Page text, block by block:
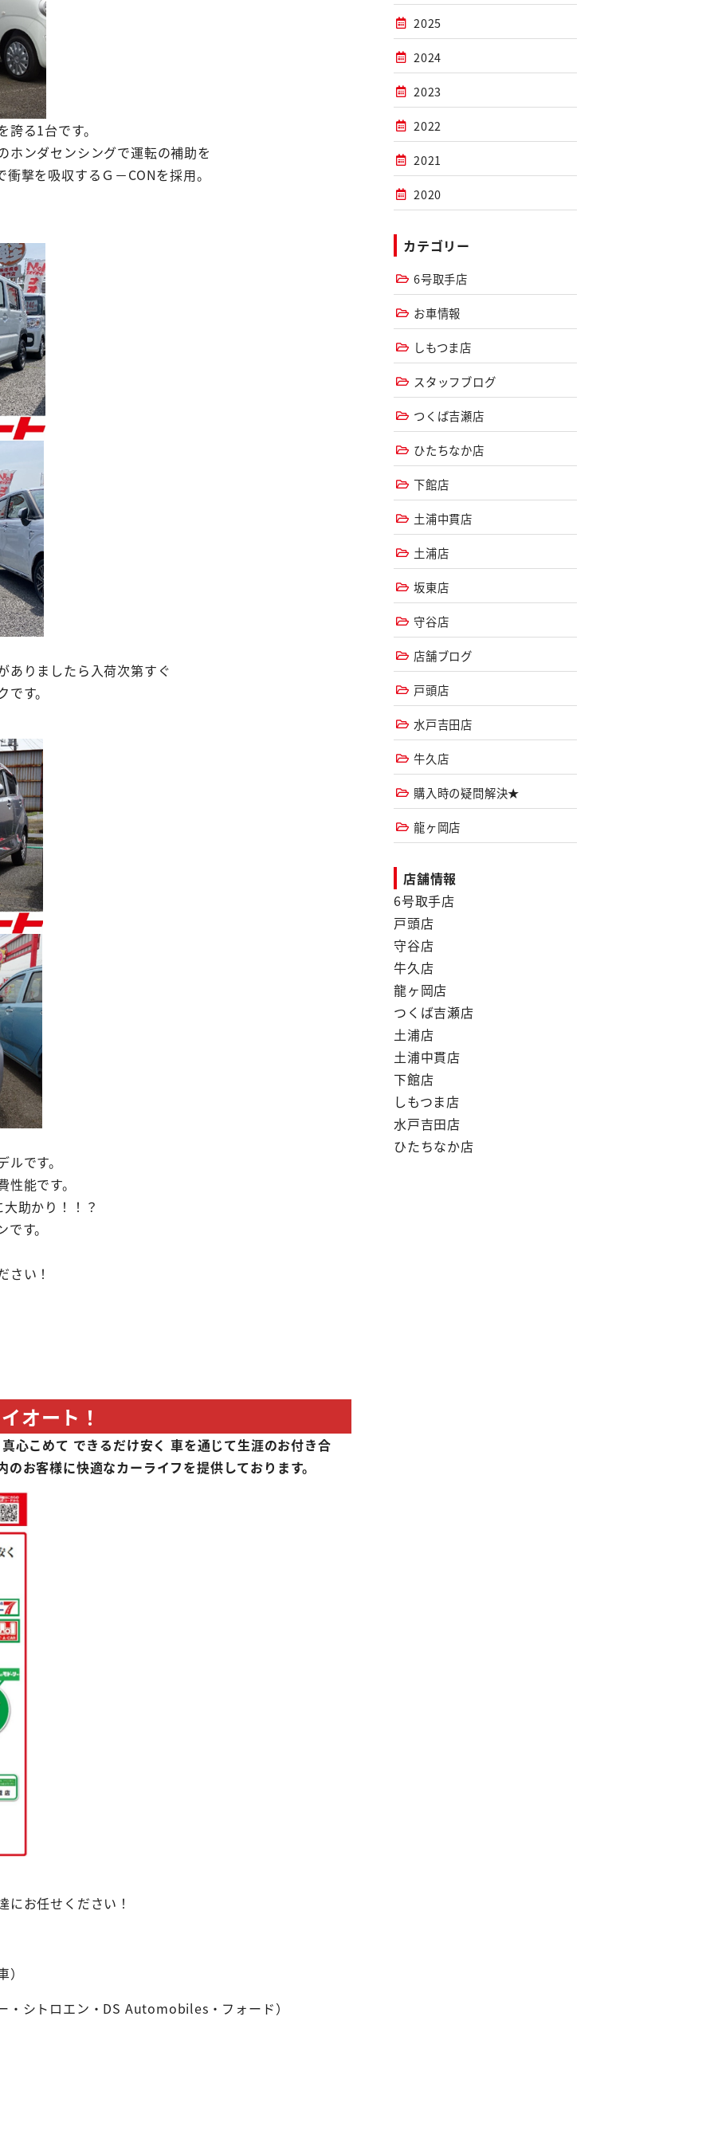
る1台です。
ホンダセンシングで運転の補助を
撃を吸収するＧ－CONを採用。
ありましたら入荷次第すぐ
す。
です。
能です。
助かり！！？
す。
さい！
オート！
心こめて できるだけ安く 車を通じて生涯のお付き合
お客様に快適なカーライフを提供しております。
にお任せください！
・シトロエン・DS Automobiles・フォード）
2025
2024
2023
2022
2021
2020
カテゴリー
6号取手店
お車情報
しもつま店
スタッフブログ
つくば吉瀬店
ひたちなか店
下館店
土浦中貫店
土浦店
坂東店
守谷店
店舗ブログ
戸頭店
水戸吉田店
牛久店
購入時の疑問解決★
龍ヶ岡店
店舗情報
6号取手店
戸頭店
守谷店
牛久店
龍ヶ岡店
つくば吉瀬店
土浦店
土浦中貫店
下館店
しもつま店
水戸吉田店
ひたちなか店